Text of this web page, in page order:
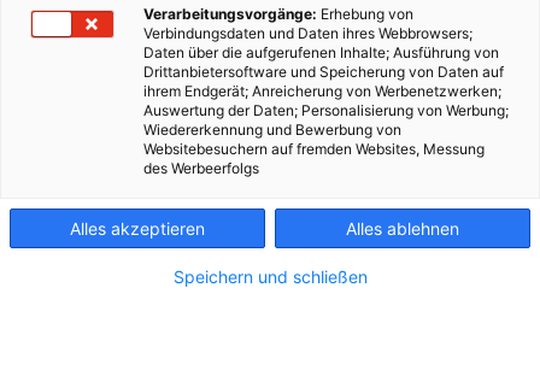
Verarbeitungsvorgänge: Erhebung von
Verbindungsdaten und Daten ihres Webbrowsers;
Daten über die aufgerufenen Inhalte; Ausführung von
Drittanbietersoftware und Speicherung von Daten auf
ihrem Endgerät; Anreicherung von Werbenetzwerken;
Auswertung der Daten; Personalisierung von Werbung;
Wiedererkennung und Bewerbung von
Websitebesuchern auf fremden Websites, Messung
des Werbeerfolgs
Alles akzeptieren Alles ablehnen
Speichern und schließen